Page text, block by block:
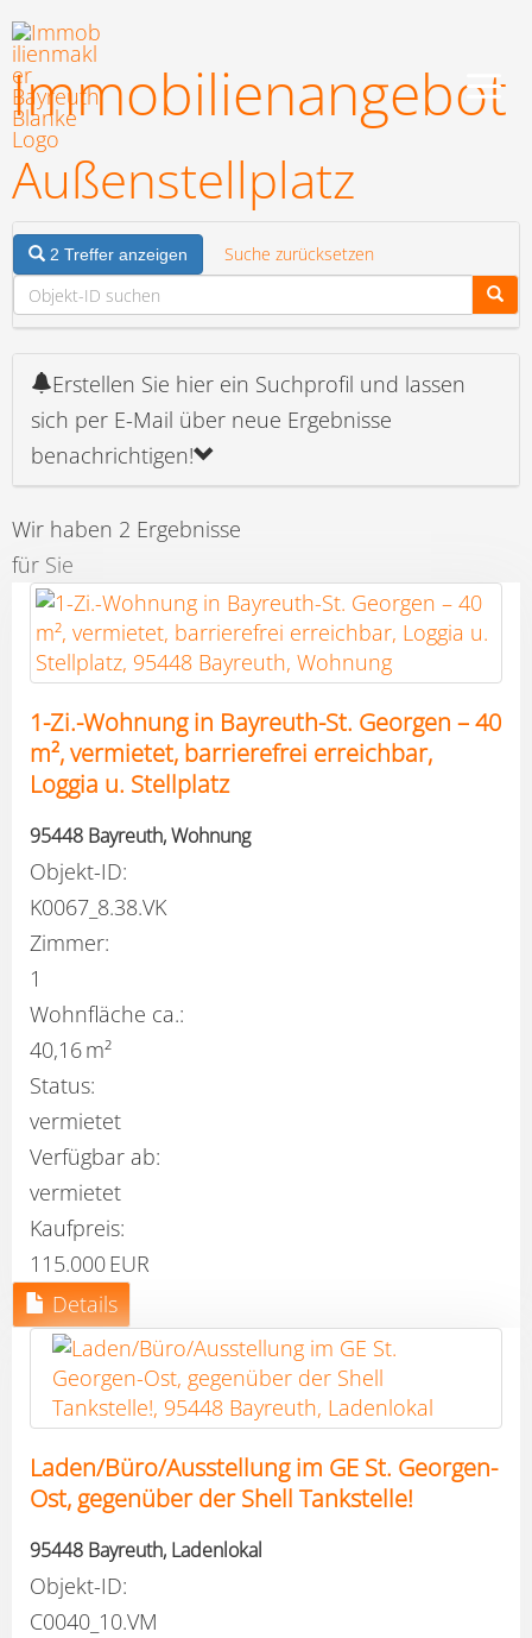
Zum
Inhalt
springen
Immobilien­angebot
Außenstellplatz
2 Treffer anzeigen Suche zurücksetzen
Erstellen Sie hier ein Suchprofil und lassen
sich per E-Mail über neue Ergebnisse
benachrichtigen!
Wir haben 2 Ergebnisse
für Sie
1-Zi.-Wohnung in Bayreuth-St. Georgen – 40
m², vermietet, barrierefrei erreichbar,
Loggia u. Stellplatz
95448 Bayreuth, Wohnung
Objekt-ID:
K0067_8.38.VK
Zimmer:
1
Wohnfläche ca.:
40,16 m²
Status:
vermietet
Verfügbar ab:
vermietet
Kaufpreis:
115.000 EUR
Details
Laden/Büro/Ausstellung im GE St. Georgen-
Ost, gegenüber der Shell Tankstelle!
95448 Bayreuth, Ladenlokal
Objekt-ID:
C0040_10.VM